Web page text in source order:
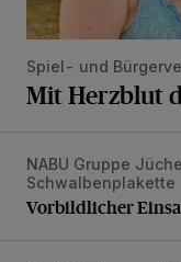
Spiel- und
Mit Herzblut
Vorbildlicher
NABU Gruppe
Schwalbenplakette
Vorbildlicher